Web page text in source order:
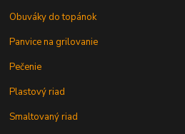
Obuváky do topánok
Panvice na grilovanie
Pečenie
Plastový riad
Smaltovaný riad